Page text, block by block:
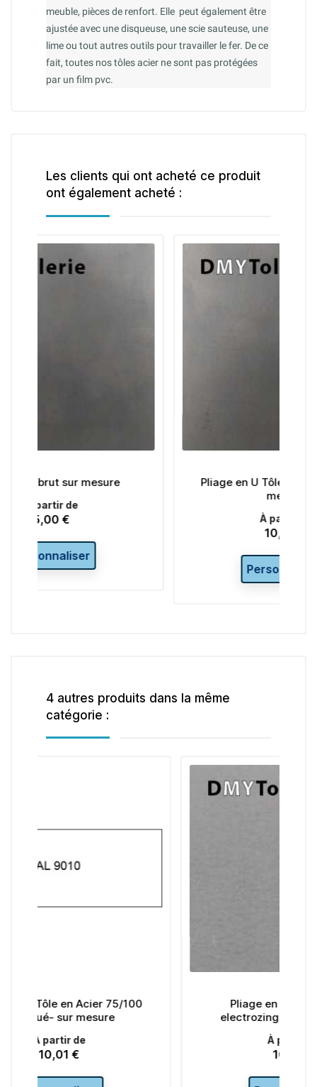
meuble, pièces de renfort. Elle peut également être
ajustée avec une disqueuse, une scie sauteuse, une
lime ou tout autres outils pour travailler le fer. De ce
fait, toutes nos tôles acier ne sont pas protégées
par un film pvc.
Les clients qui ont acheté ce produit
ont également acheté :
Pliage en U Tôle en acier brut sur
4 autres produits dans la même
catégorie :
Pliage en Z Tôle en acier
electrozinguée - sur mesure